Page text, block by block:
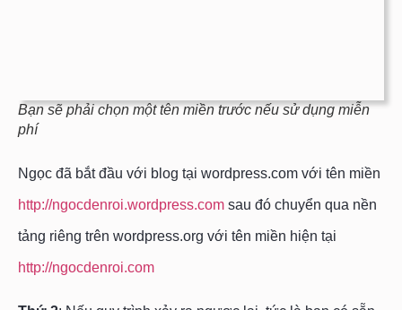
Bạn sẽ phải chọn một tên miền trước nếu sử dụng miễn
phí
Ngọc đã bắt đầu với blog tại wordpress.com với tên miền
http://ngocdenroi.wordpress.com sau đó chuyển qua nền
tảng riêng trên wordpress.org với tên miền hiện tại
http://ngocdenroi.com